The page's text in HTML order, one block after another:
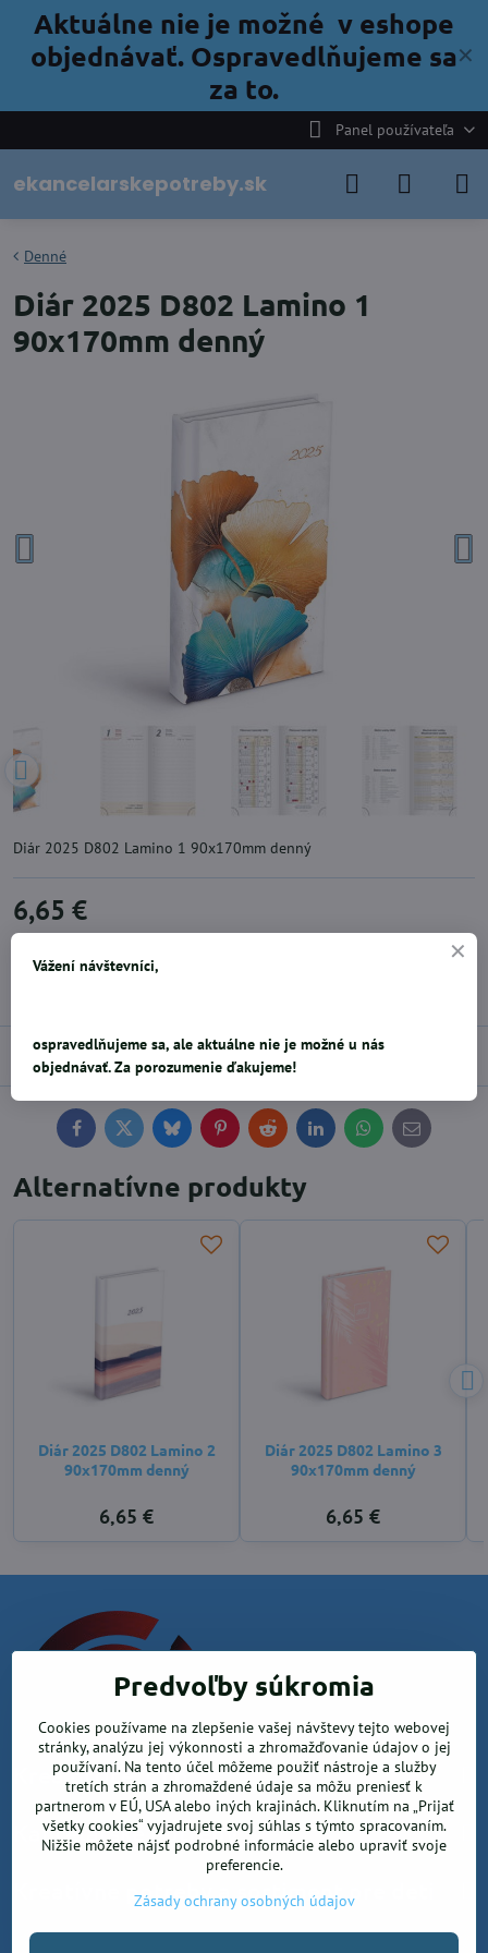
✕
Aktuálne nie je možné v eshope
objednávať. Ospravedlňujeme sa
za to.
Panel používateľa
ekancelarskepotreby.sk
Denné
Diár 2025 D802 Lamino 1
90x170mm denný
Diár 2025 D802 Lamino 1 90x170mm denný
6,65 €
Diskusia 0
FacebookTwitterBlueskyPinterestReddit LinkedInWhatsApp
E-
mail
Alternatívne produkty
Diár 2025 D802 Lamino 2
90x170mm denný
6,65 €
Diár 2025 D802 Lamino 3
90x170mm denný
6,65 €
Krea office, s.r.o.
Kancelárske potreby
Kreatívne potreby a sortiment pre deti
Predvoľby súkromia
Cookies používame na zlepšenie vašej návštevy tejto webovej
stránky, analýzu jej výkonnosti a zhromažďovanie údajov o jej
používaní. Na tento účel môžeme použiť nástroje a služby
tretích strán a zhromaždené údaje sa môžu preniesť k
partnerom v EÚ, USA alebo iných krajinách. Kliknutím na „Prijať
všetky cookies“ vyjadrujete svoj súhlas s týmto spracovaním.
Nižšie môžete nájsť podrobné informácie alebo upraviť svoje
preferencie.
Zásady ochrany osobných údajov
Vážení návštevníci,
ospravedlňujeme sa, ale aktuálne nie je možné u nás
objednávať. Za porozumenie ďakujeme!